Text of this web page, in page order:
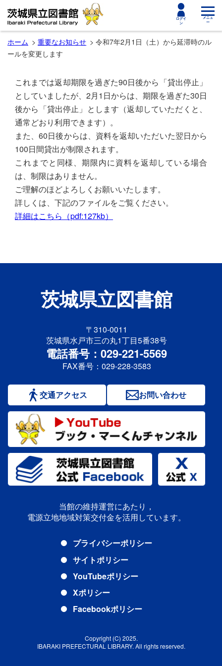
ログイ
ン
toggle
メニュ
ー
ホーム 重要なお知らせ
令和7年2月1日（土）から延滞時のル
ールを変更します
これまでは返却期限を過ぎた90日後から「貸出停止」
としていましたが、2月1日からは、期限を過ぎた30日
後から「貸出停止」とします（返却していただくと、
通常どおり利用できます）。
また、60日後からは、資料を返却いただいた翌日から
100日間貸出が制限されます。
これまでと同様、期限内に資料を返却している場合
は、制限はありません。
ご理解のほどよろしくお願いいたします。
詳しくは、下記のファイルをご覧ください。
詳細はこちら（pdf:127kb）
茨城県立図書館
〒310-0011
茨城県水戸市三の丸1丁目5番38号
電話番号：029-221-5569
FAX番号：029-228-3583
交通アクセス お問い合わせ
当館の維持運営にあたり，
電源立地地域対策交付金を活用しています。
プライバシーポリシー
サイトポリシー
YouTubeポリシー
Xポリシー
Facebookポリシー
Copyright (C) 2025.
IBARAKI PREFECTURAL LIBRARY. All rights reserved.